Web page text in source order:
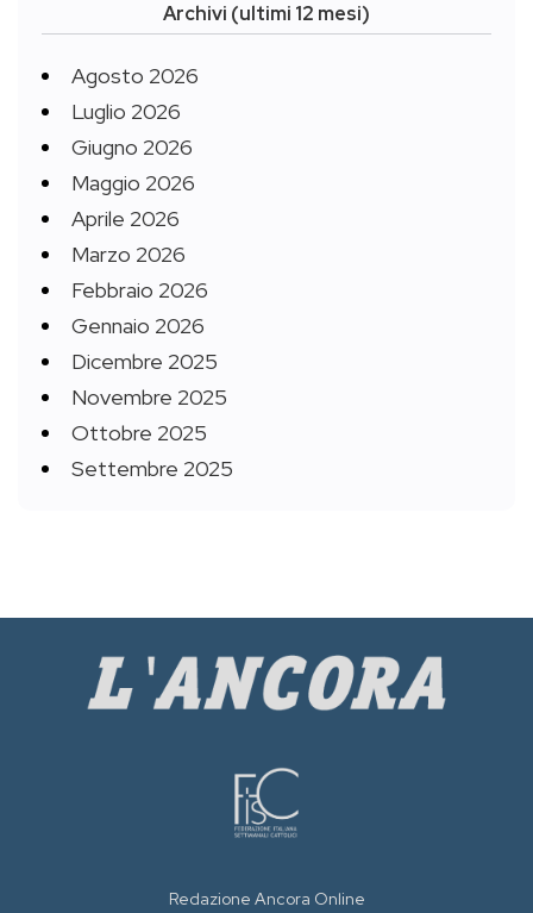
Archivi (ultimi 12 mesi)
Agosto 2026
Luglio 2026
Giugno 2026
Maggio 2026
Aprile 2026
Marzo 2026
Febbraio 2026
Gennaio 2026
Dicembre 2025
Novembre 2025
Ottobre 2025
Settembre 2025
Redazione Ancora Online